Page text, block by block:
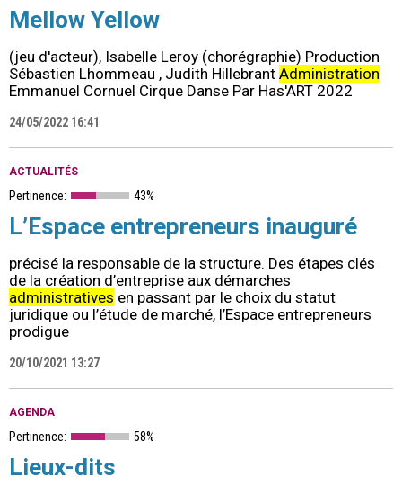
Mellow Yellow
(jeu d'acteur), Isabelle Leroy (chorégraphie) Production
Sébastien Lhommeau , Judith Hillebrant Administration
Emmanuel Cornuel Cirque Danse Par Has'ART 2022
24/05/2022 16:41
ACTUALITÉS
Pertinence: 43%
L’Espace entrepreneurs inauguré
précisé la responsable de la structure. Des étapes clés
de la création d’entreprise aux démarches
administratives en passant par le choix du statut
juridique ou l’étude de marché, l’Espace entrepreneurs
prodigue
20/10/2021 13:27
AGENDA
Pertinence: 58%
Lieux-dits